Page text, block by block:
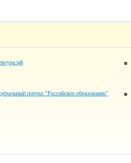
портал "Российское образование"